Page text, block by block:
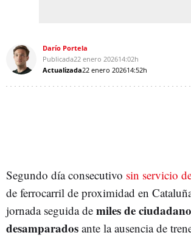
Darío Portela
Publicada22 enero 202614:02h
Actualizada22 enero 202614:52h
Segundo día consecutivo sin servicio
de ferrocarril de proximidad en
jornada seguida de miles de
desamparados ante la ausencia de